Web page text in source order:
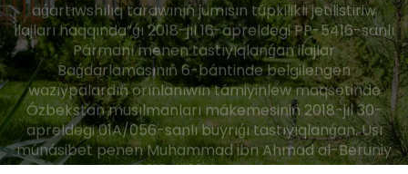
ilajları haqqında”ǵı 2018-jıl 16-apreldegi PP-5416-sanlı
Pármanı menen tastıyıqlanǵan ilajlar
Baǵdarlamasınıń 6-bántinde belgilengen
wazıypalardıń orınlanıwın támiyinlew maqsetinde
Ózbekstan musılmanları mákemesiniń 2018-jıl 30-
apreldegi 01A/056-sanlı buyrıǵı tastıyıqlanǵan. Usı
múnásibet penen Muhammad ibn Ahmad al-Beruniy
medresesinde 2018-jıl 10-iyunnan baslap “Quranı